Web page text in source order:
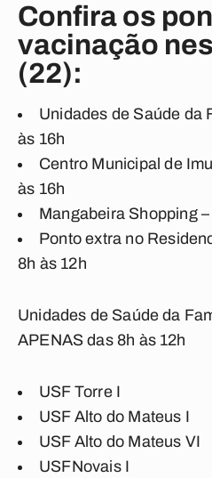
Confira os
vacinação
(22):
Unidades de Saúde da
às 16h
Centro Municipal de
às 16h
Mangabeira Shopping
Ponto extra no
8h às 12h
Unidades de Saúde da
APENAS das 8h às 12h
USF Torre I
USF Alto do Mateus I
USF Alto do Mateus VI
USFNovais I